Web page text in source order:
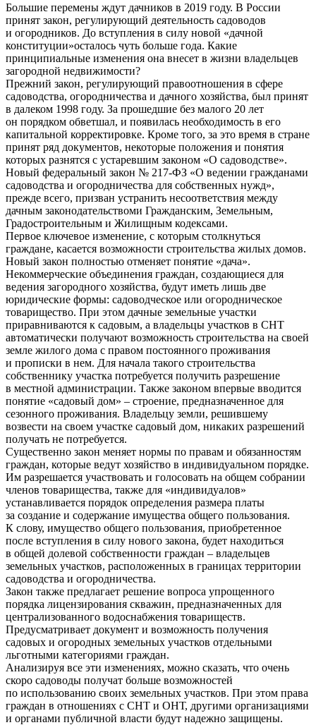
Большие перемены ждут дачников в 2019 году. В России
принят закон, регулирующий деятельность садоводов
и огородников. До вступления в силу новой «дачной
конституции»осталось чуть больше года. Какие
принципиальные изменения она внесет в жизни владельцев
загородной недвижимости?
Прежний закон, регулирующий правоотношения в сфере
садоводства, огородничества и дачного хозяйства, был принят
в далеком 1998 году. За прошедшие без малого 20 лет
он порядком обветшал, и появилась необходимость в его
капитальной корректировке. Кроме того, за это время в стране
принят ряд документов, некоторые положения и понятия
которых разнятся с устаревшим законом «О садоводстве».
Новый федеральный закон № 217-ФЗ «О ведении гражданами
садоводства и огородничества для собственных нужд»,
прежде всего, призван устранить несоответствия между
дачным законодательствоми Гражданским, Земельным,
Градостроительным и Жилищным кодексами.
Первое ключевое изменение, с которым столкнуться
граждане, касается возможности строительства жилых домов.
Новый закон полностью отменяет понятие «дача».
Некоммерческие объединения граждан, создающиеся для
ведения загородного хозяйства, будут иметь лишь две
юридические формы: садоводческое или огородническое
товарищество. При этом дачные земельные участки
приравниваются к садовым, а владельцы участков в СНТ
автоматически получают возможность строительства на своей
земле жилого дома с правом постоянного проживания
и прописки в нем. Для начала такого строительства
собственнику участка потребуется получить разрешение
в местной администрации. Также законом впервые вводится
понятие «садовый дом» – строение, предназначенное для
сезонного проживания. Владельцу земли, решившему
возвести на своем участке садовый дом, никаких разрешений
получать не потребуется.
Существенно закон меняет нормы по правам и обязанностям
граждан, которые ведут хозяйство в индивидуальном порядке.
Им разрешается участвовать и голосовать на общем собрании
членов товарищества, также для «индивидуалов»
устанавливается порядок определения размера платы
за создание и содержание имущества общего пользования.
К слову, имущество общего пользования, приобретенное
после вступления в силу нового закона, будет находиться
в общей долевой собственности граждан – владельцев
земельных участков, расположенных в границах территории
садоводства и огородничества.
Закон также предлагает решение вопроса упрощенного
порядка лицензирования скважин, предназначенных для
централизованного водоснабжения товариществ.
Предусматривает документ и возможность получения
садовых и огородных земельных участков отдельными
льготными категориями граждан.
Анализируя все эти изменениях, можно сказать, что очень
скоро садоводы получат больше возможностей
по использованию своих земельных участков. При этом права
граждан в отношениях с СНТ и ОНТ, другими организациями
и органами публичной власти будут надежно защищены.